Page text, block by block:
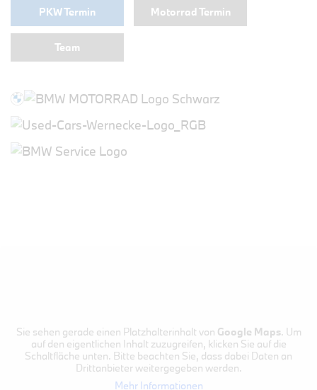
PKW Termin Motorrad Termin
Team
Sie sehen gerade einen Platzhalterinhalt von Google Maps. Um
auf den eigentlichen Inhalt zuzugreifen, klicken Sie auf die
Schaltfläche unten. Bitte beachten Sie, dass dabei Daten an
Drittanbieter weitergegeben werden.
Mehr Informationen